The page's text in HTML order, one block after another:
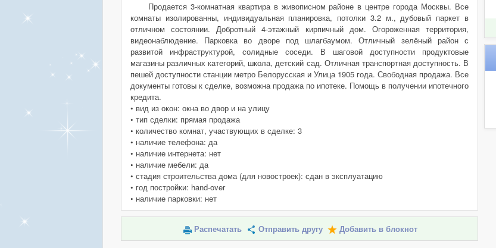
Продается 3-комнатная квартира в живописном районе в центре города Москвы. Все
комнаты изолированны, индивидуальная планировка, потолки 3.2 м., дубовый паркет в
отличном состоянии. Добротный 4-этажный кирпичный дом. Огороженная территория,
видеонаблюдение. Парковка во дворе под шлагбаумом. Отличный зелёный район с
развитой инфраструктурой, солидные соседи. В шаговой доступности продуктовые
магазины различных категорий, школа, детский сад. Отличная транспортная доступность. В
пешей доступности станции метро Белорусская и Улица 1905 года. Свободная продажа. Все
документы готовы к сделке, возможна продажа по ипотеке. Помощь в получении ипотечного
кредита.
• вид из окон: окна во двор и на улицу
• тип сделки: прямая продажа
• количество комнат, участвующих в сделке: 3
• наличие телефона: да
• наличие интернета: нет
• наличие мебели: да
• стадия строительства дома (для новостроек): сдан в эксплуатацию
• год постройки: hand-over
• наличие парковки: нет
Распечатать Отправить другу Добавить в блокнот